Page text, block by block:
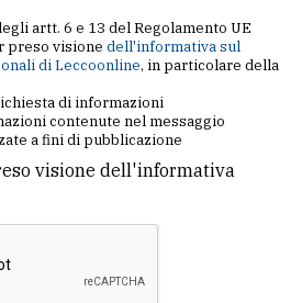
artt. 6 e 13 del Regolamento UE
preso visione dell'informativa sul
di Leccoonline, in particolare della
di informazioni
contenute nel messaggio
a fini di pubblicazione
visione dell'informativa